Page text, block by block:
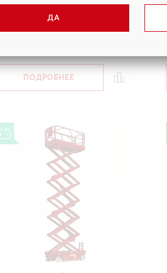
С НДС
ПОДРОБНЕЕ
ДА